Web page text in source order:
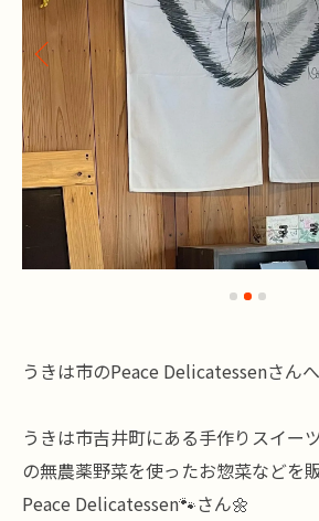
うきは市のPeace Delicatessenさん
うきは市吉井町にある手作りスイー
の無農薬野菜を使ったお惣菜などを
Peace Delicatessen🐾さん🌼